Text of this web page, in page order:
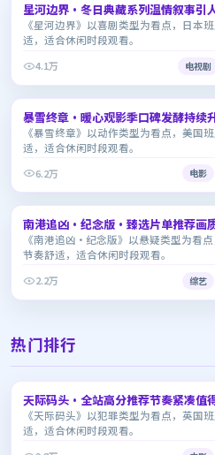
7.8
星河边界·冬日典藏系列温情叙事引
《星河边界》以喜剧类型为看点，日本
适，适合休闲时段观看。
4.1万
电视剧
7.5
暴雪终章·暖心观影季口碑发酵持续
《暴雪终章》以动作类型为看点，美国
适，适合休闲时段观看。
6.2万
电影
6.3
南港追凶·纪念版·臻选片单推荐画
《南港追凶·纪念版》以悬疑类型为看
节奏舒适，适合休闲时段观看。
2.2万
综艺
热门排行
7.5
天际码头·全站高分推荐节奏紧凑值
《天际码头》以犯罪类型为看点，英国
适，适合休闲时段观看。